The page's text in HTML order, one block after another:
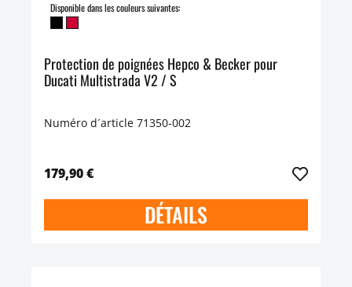
Disponible dans les couleurs suivantes:
Protection de poignées Hepco & Becker pour
Ducati Multistrada V2 / S
Numéro d´article 71350-002
179,90 €
DÉTAILS